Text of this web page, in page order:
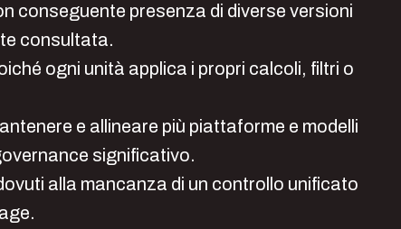
conseguente presenza di diverse versioni
consultata.
ogni unità applica i propri calcoli, filtri o
e allineare più piattaforme e modelli
significativo.
alla mancanza di un controllo unificato